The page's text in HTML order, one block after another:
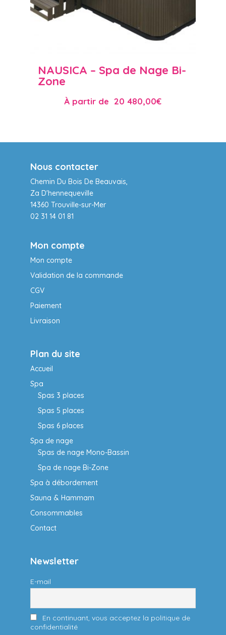
NAUSICA – Spa de Nage Bi-
Zone
À partir de 20 480,00€
Nous contacter
Chemin Du Bois De Beauvais,
Za D'hennequeville
14360 Trouville-sur-Mer
02 31 14 01 81
Mon compte
Mon compte
Validation de la commande
CGV
Paiement
Livraison
Plan du site
Accueil
Spa
Spas 3 places
Spas 5 places
Spas 6 places
Spa de nage
Spas de nage Mono-Bassin
Spa de nage Bi-Zone
Spa à débordement
Sauna & Hammam
Consommables
Contact
Newsletter
E-mail
En continuant, vous acceptez la politique de
confidentialité